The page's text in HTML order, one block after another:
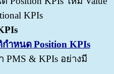
KPIs
กำหนด Position KPIs
PMS & KPIs อย่างมี